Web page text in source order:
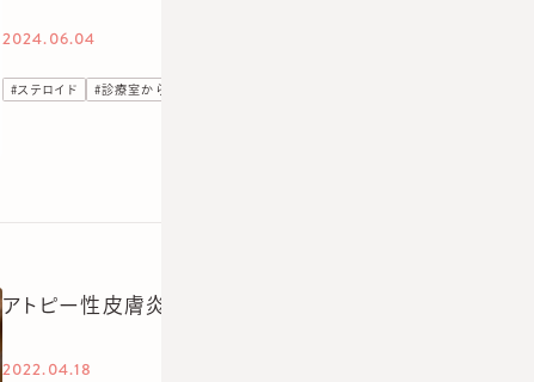
2024.06.04
# ステロイド #診療室から
アトピー性皮膚炎の新薬が登場。モイゼルト軟膏
2022.04.18